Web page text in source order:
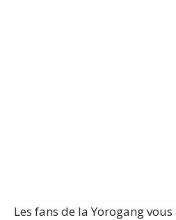
Les fans de la Yorogang